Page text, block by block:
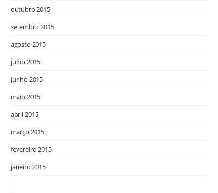
outubro 2015
setembro 2015
agosto 2015
julho 2015
junho 2015
maio 2015
abril 2015
março 2015
fevereiro 2015
janeiro 2015